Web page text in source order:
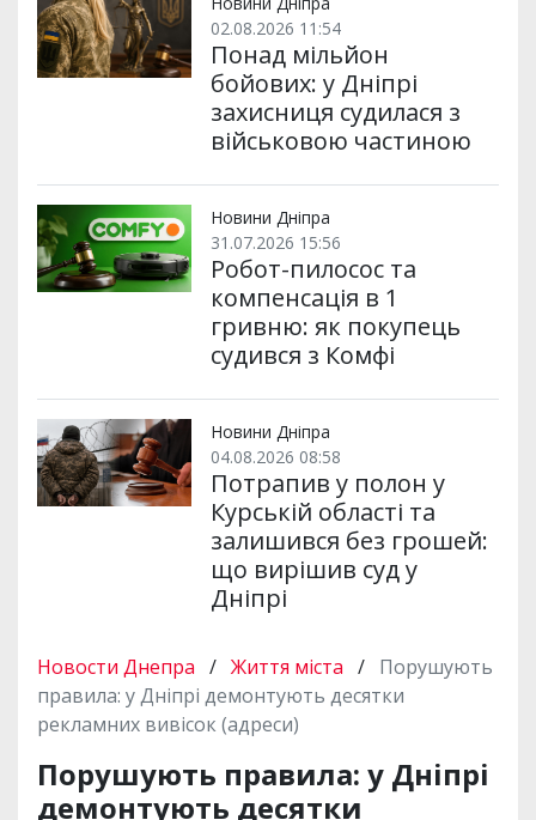
02.08.2026 11:54
Понад мільйон
бойових: у Дніпрі
захисниця судилася з
військовою частиною
Новини Дніпра
31.07.2026 15:56
Робот-пилосос та
компенсація в 1
гривню: як покупець
судився з Комфі
Новини Дніпра
04.08.2026 08:58
Потрапив у полон у
Курській області та
залишився без грошей:
що вирішив суд у
Дніпрі
Новости Днепра / Життя міста / Порушують
правила: у Дніпрі демонтують десятки
рекламних вивісок (адреси)
Порушують правила: у Дніпрі
демонтують десятки